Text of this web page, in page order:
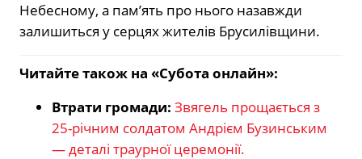
Небесному, а пам’ять про нього назавжди
залишиться у серцях жителів Брусилівщини.
Читайте також на «Субота онлайн»:
Втрати громади: Звягель прощається з
25-річним солдатом Андрієм Бузинським
— деталі траурної церемонії.